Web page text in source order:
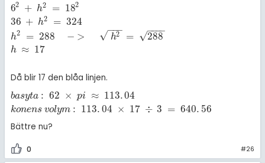
62 + h2 = 182
36 + h2 = 324
h2 = 288 − > h2
−−
−
√ = 288
− −
−−
√
h ≈ 17
62 + h 2 = 182 36 +
Då blir 17 den blåa linjen.
basyta : 62 × pi ≈ 113.04
konens volym : 113.04 × 17 ÷ 3 = 640. 56
basyta 62 × pi ≈ 113 04 konens v
Bättre nu?
0 #26